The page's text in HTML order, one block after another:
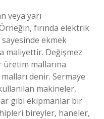
veya yarı
fırında elektrik
sayesinde ekmek
maliyettir. Değişmez
üretim mallarına
denir. Sermaye
makineler,
gibi ekipmanlar bir
bireyler, haneler,